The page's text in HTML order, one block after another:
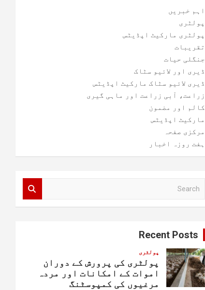
اہم خبریں
پولٹری
پولٹری مارکیٹ اپڈیٹس
تقریبات
جنگلی حیات
ڈیری اور لائیو سٹاک
ڈیری لائیو سٹاک مارکیٹ اپڈیٹس
زراعت، آبی زراعت اور ماہی گیری
کالم اور مضمون
مارکیٹ اپڈیٹس
مرکزی صفحہ
ہفت روزہ اخبار
Recent Posts
پولٹری
پولٹری کی پرورش کے دوران
اموات کے امکانات اور مردہ
مرغیوں کی کمپوسٹنگ